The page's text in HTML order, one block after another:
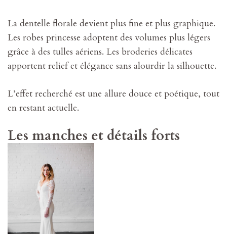
La dentelle florale devient plus fine et plus graphique.
Les robes princesse adoptent des volumes plus légers
grâce à des tulles aériens. Les broderies délicates
apportent relief et élégance sans alourdir la silhouette.
L’effet recherché est une allure douce et poétique, tout
en restant actuelle.
Les manches et détails forts